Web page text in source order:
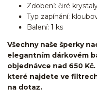
Zdobení: čiré
Typ zapínání:
Balení: 1 ks
Všechny naše šperky
elegantním dárkovém
objednávce nad 650
které najdete ve
na dotaz.